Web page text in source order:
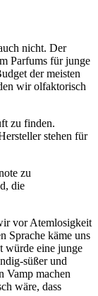
nicht. Der
Parfums für junge
der meisten
wir olfaktorisch
zu finden.
stehen für
zu
die
vor Atemlosigkeit
Sprache käme uns
würde eine junge
süßer und
Vamp machen
wäre, dass